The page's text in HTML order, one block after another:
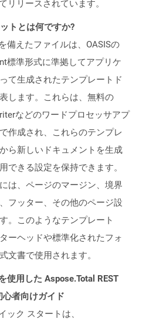
リリースされています。
トとは何ですか?
備えたファイルは、OASISの
標準形式に準拠してアプリケ
て生成されたテンプレートド
します。これらは、無料の
などのワードプロセッサアプ
作成され、これらのテンプレ
ら新しいドキュメントを生成
できる設定を保持できます。
は、ページのマージン、境界
フッター、その他のページ設
。このようなテンプレート
ーヘッドや標準化されたフォ
文書で使用されます。
使用した Aspose.Total REST
者向けガイド
ック スタートは、